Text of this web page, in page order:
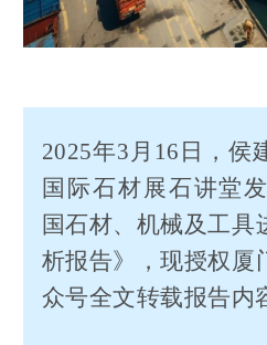
2025年3月16日，侯
国际石材展石讲堂
国石材、机械及工具
析报告》，现授权厦
众号全文转载报告内